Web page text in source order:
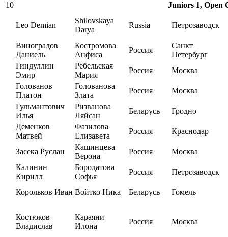
10
Juniors 1, Open
Leo Demian
Shilovskaya
Darya
Russia Петрозаводск
Виноградов
Даниель
Костромова
Анфиса
Россия
Санкт
Петербург
Гиндуллин
Эмир
Ребельская
Мария
Россия
Москва
Голованов
Платон
Голованова
Злата
Россия
Москва
Гульмантович
Илья
Ризванова
Ляйсан
Беларусь
Гродно
Деменков
Матвей
Фазилова
Елизавета
Россия Краснодар
Засека Руслан
Кашинцева
Верона
Россия
Москва
Калинин
Кирилл
Бородатова
Софья
Россия Петрозаводск
Корольков Иван Войтко Ника Беларусь Гомель
Костюков
Владислав
Караяни
Илона
Россия Москва